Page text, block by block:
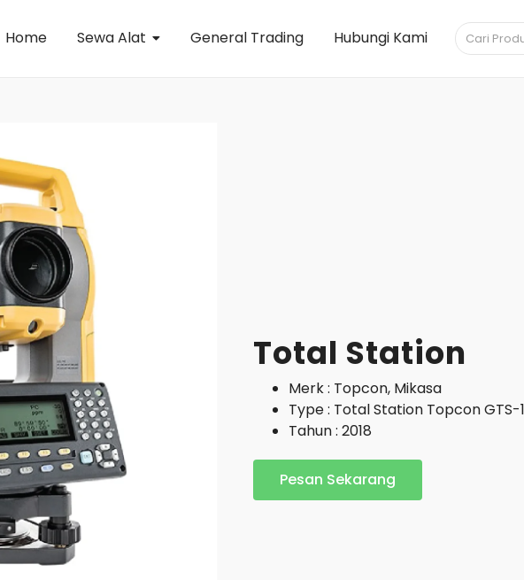
Home Sewa Alat General Trading Hubungi Kami
Total Station
Merk : Topcon, Mikasa
Type : Total Station Topcon GTS-
Tahun : 2018
Pesan Sekarang